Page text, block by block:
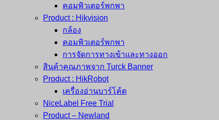
คอมพิวเตอร์พกพา
Product : Hikvision
กล้อง
คอมพิวเตอร์พกพา
การจัดการทางเข้าและทางออก
สินค้าคุณภาพจาก Turck Banner
Product : HikRobot
เครื่องอ่านบาร์โค้ด
NiceLabel Free Trial
Product – Newland